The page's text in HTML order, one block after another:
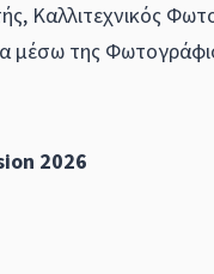
Καλλιτεχνικός
μέσω της
2026